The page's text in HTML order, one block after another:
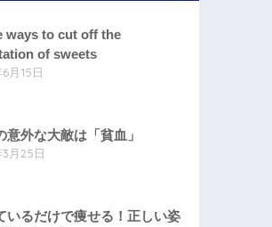
ways to cut off the
of sweets
月15日
意外な大敵は「貧血」
3月25日
いるだけで痩せる！正しい姿